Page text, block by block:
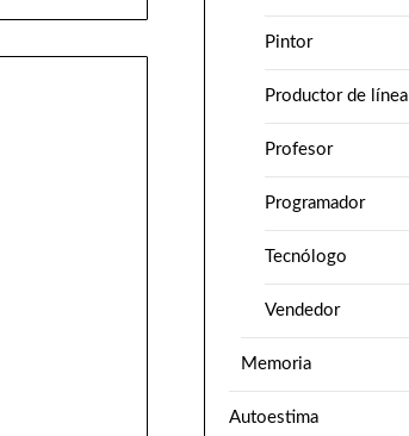
Pintor
Productor de línea
Profesor
Programador
Tecnólogo
Vendedor
Memoria
Autoestima